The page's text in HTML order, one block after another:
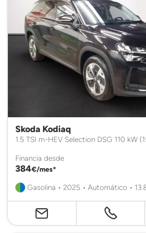
Skoda Kodiaq
1.5 TSI m-HEV Selection DSG 110 kW
Financia desde
384€/mes*
Gasolina • 2025 • Automático •